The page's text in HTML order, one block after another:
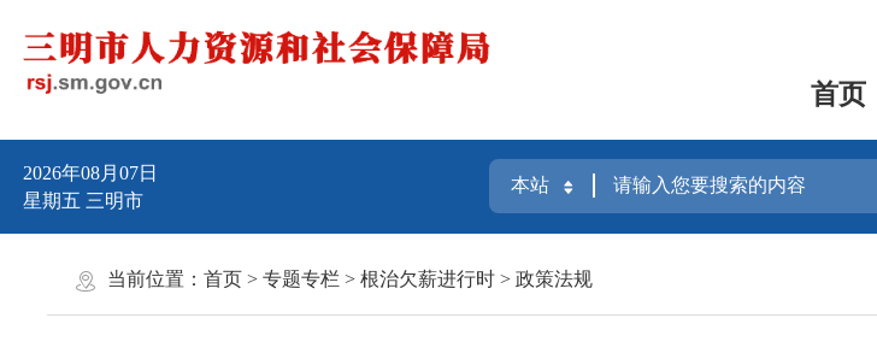
首页
2026年08月07日
星期五 三明市
当前位置： 首页> 专题专栏 > 根治欠薪进行时> 政策法规